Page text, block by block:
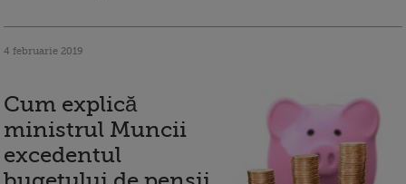
4 februarie 2019
Cum explică
ministrul Muncii
excedentul